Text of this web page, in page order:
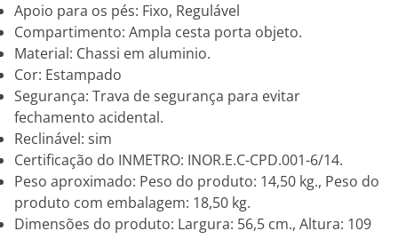
Apoio para os pés: Fixo, Regulável
Compartimento: Ampla cesta porta objeto.
Material: Chassi em aluminio.
Cor: Estampado
Segurança: Trava de segurança para evitar
fechamento acidental.
Reclinável: sim
Certificação do INMETRO: INOR.E.C-CPD.001-6/14.
Peso aproximado: Peso do produto: 14,50 kg., Peso do
produto com embalagem: 18,50 kg.
Dimensões do produto: Largura: 56,5 cm., Altura: 109